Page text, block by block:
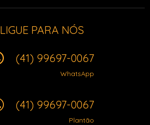
LIGUE PARA NÓS
(41) 99697-0067
WhatsApp
(41) 99697-0067
Plantão